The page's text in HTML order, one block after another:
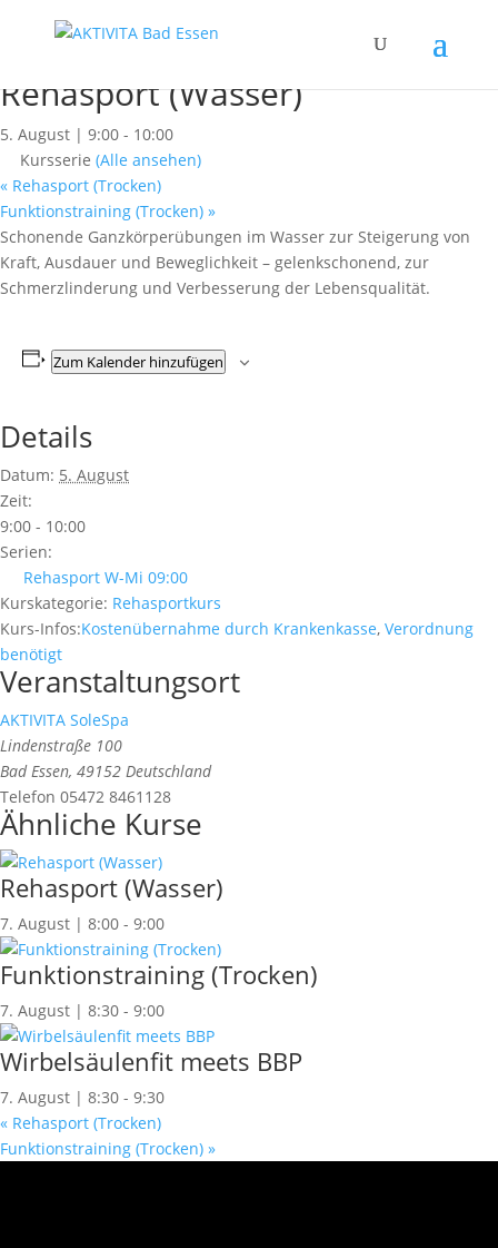
« Alle Kurse
Rehasport (Wasser)
5. August | 9:00 - 10:00
Kursserie (Alle ansehen)
« Rehasport (Trocken)
Funktionstraining (Trocken) »
Schonende Ganzkörperübungen im Wasser zur Steigerung von
Kraft, Ausdauer und Beweglichkeit – gelenkschonend, zur
Schmerzlinderung und Verbesserung der Lebensqualität.
Zum Kalender hinzufügen
Details
Datum: 5. August
Zeit:
9:00 - 10:00
Serien:
Rehasport W-Mi 09:00
Kurskategorie: Rehasportkurs
Kurs-Infos:Kostenübernahme durch Krankenkasse, Verordnung
benötigt
Veranstaltungsort
AKTIVITA SoleSpa
Lindenstraße 100
Bad Essen, 49152 Deutschland
Telefon 05472 8461128
Ähnliche Kurse
Rehasport (Wasser)
7. August | 8:00 - 9:00
Funktionstraining (Trocken)
7. August | 8:30 - 9:00
Wirbelsäulenfit meets BBP
7. August | 8:30 - 9:30
« Rehasport (Trocken)
Funktionstraining (Trocken) »